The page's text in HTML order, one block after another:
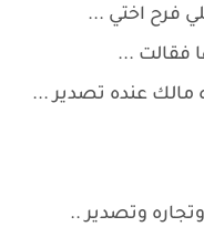
فرح اختي ...
فقالت ...
مالك عنده تصدير ...
وتصدير ..